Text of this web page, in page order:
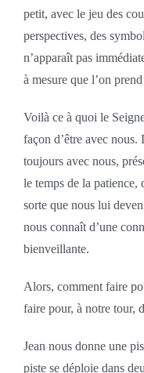
petit, avec le jeu des
perspectives, des
n’apparaît pas
à mesure que l’on
Voilà ce à quoi le
façon d’être avec
toujours avec nous,
le temps de la patience,
sorte que nous lui
nous connaît d’une
bienveillante.
Alors, comment faire
faire pour, à notre tour,
Jean nous donne une
piste se déploie dans